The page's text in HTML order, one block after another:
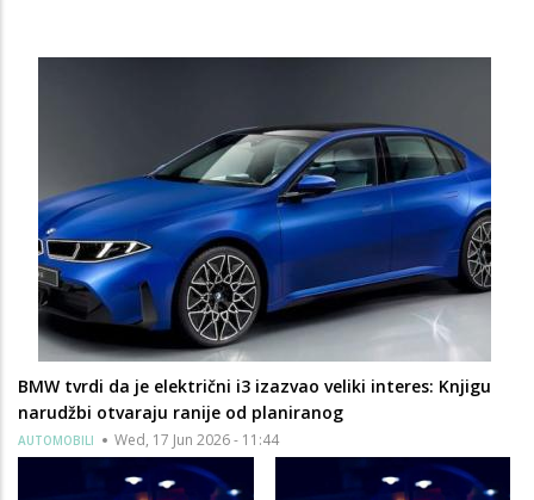
BMW tvrdi da je električni i3 izazvao veliki interes: Knjigu
narudžbi otvaraju ranije od planiranog
AUTOMOBILI Wed, 17 Jun 2026 - 11:44